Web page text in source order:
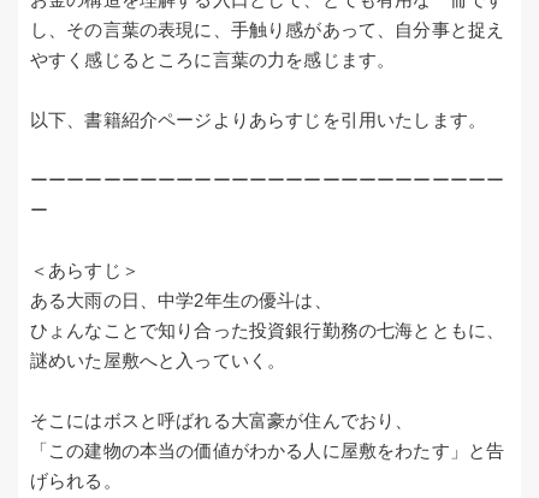
し、その言葉の表現に、手触り感があって、自分事と捉え
やすく感じるところに言葉の力を感じます。
以下、書籍紹介ページよりあらすじを引用いたします。
ーーーーーーーーーーーーーーーーーーーーーーーーーー
ー
＜あらすじ＞
ある大雨の日、中学2年生の優斗は、
ひょんなことで知り合った投資銀行勤務の七海とともに、
謎めいた屋敷へと入っていく。
そこにはボスと呼ばれる大富豪が住んでおり、
「この建物の本当の価値がわかる人に屋敷をわたす」と告
げられる。